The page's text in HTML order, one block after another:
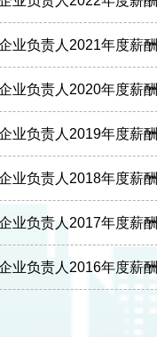
业负责人2021年度薪
业负责人2020年度薪
业负责人2019年度薪
业负责人2018年度薪
业负责人2017年度薪
业负责人2016年度薪